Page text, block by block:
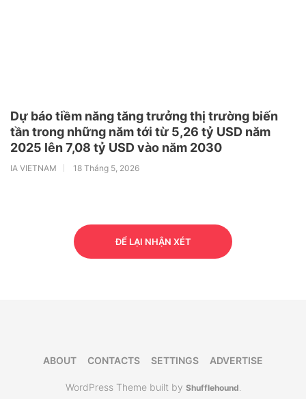
Dự báo tiềm năng tăng trưởng thị trường biến
tần trong những năm tới từ 5,26 tỷ USD năm
2025 lên 7,08 tỷ USD vào năm 2030
IA VIETNAM 18 Tháng 5, 2026
ĐỂ LẠI NHẬN XÉT
ABOUT CONTACTS SETTINGS ADVERTISE
WordPress Theme built by Shufflehound